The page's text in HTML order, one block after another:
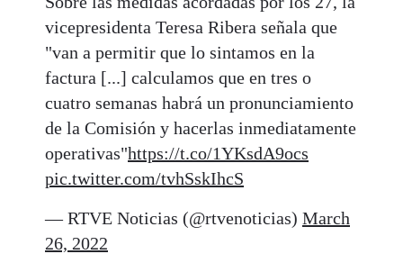
vicepresidenta Teresa Ribera señala que
"van a permitir que lo sintamos en la
factura [...] calculamos que en tres o
cuatro semanas habrá un pronunciamiento
de la Comisión y hacerlas inmediatamente
operativas"https://t.co/1YKsdA9ocs
pic.twitter.com/tvhSskIhcS
— RTVE Noticias (@rtvenoticias) March
26, 2022